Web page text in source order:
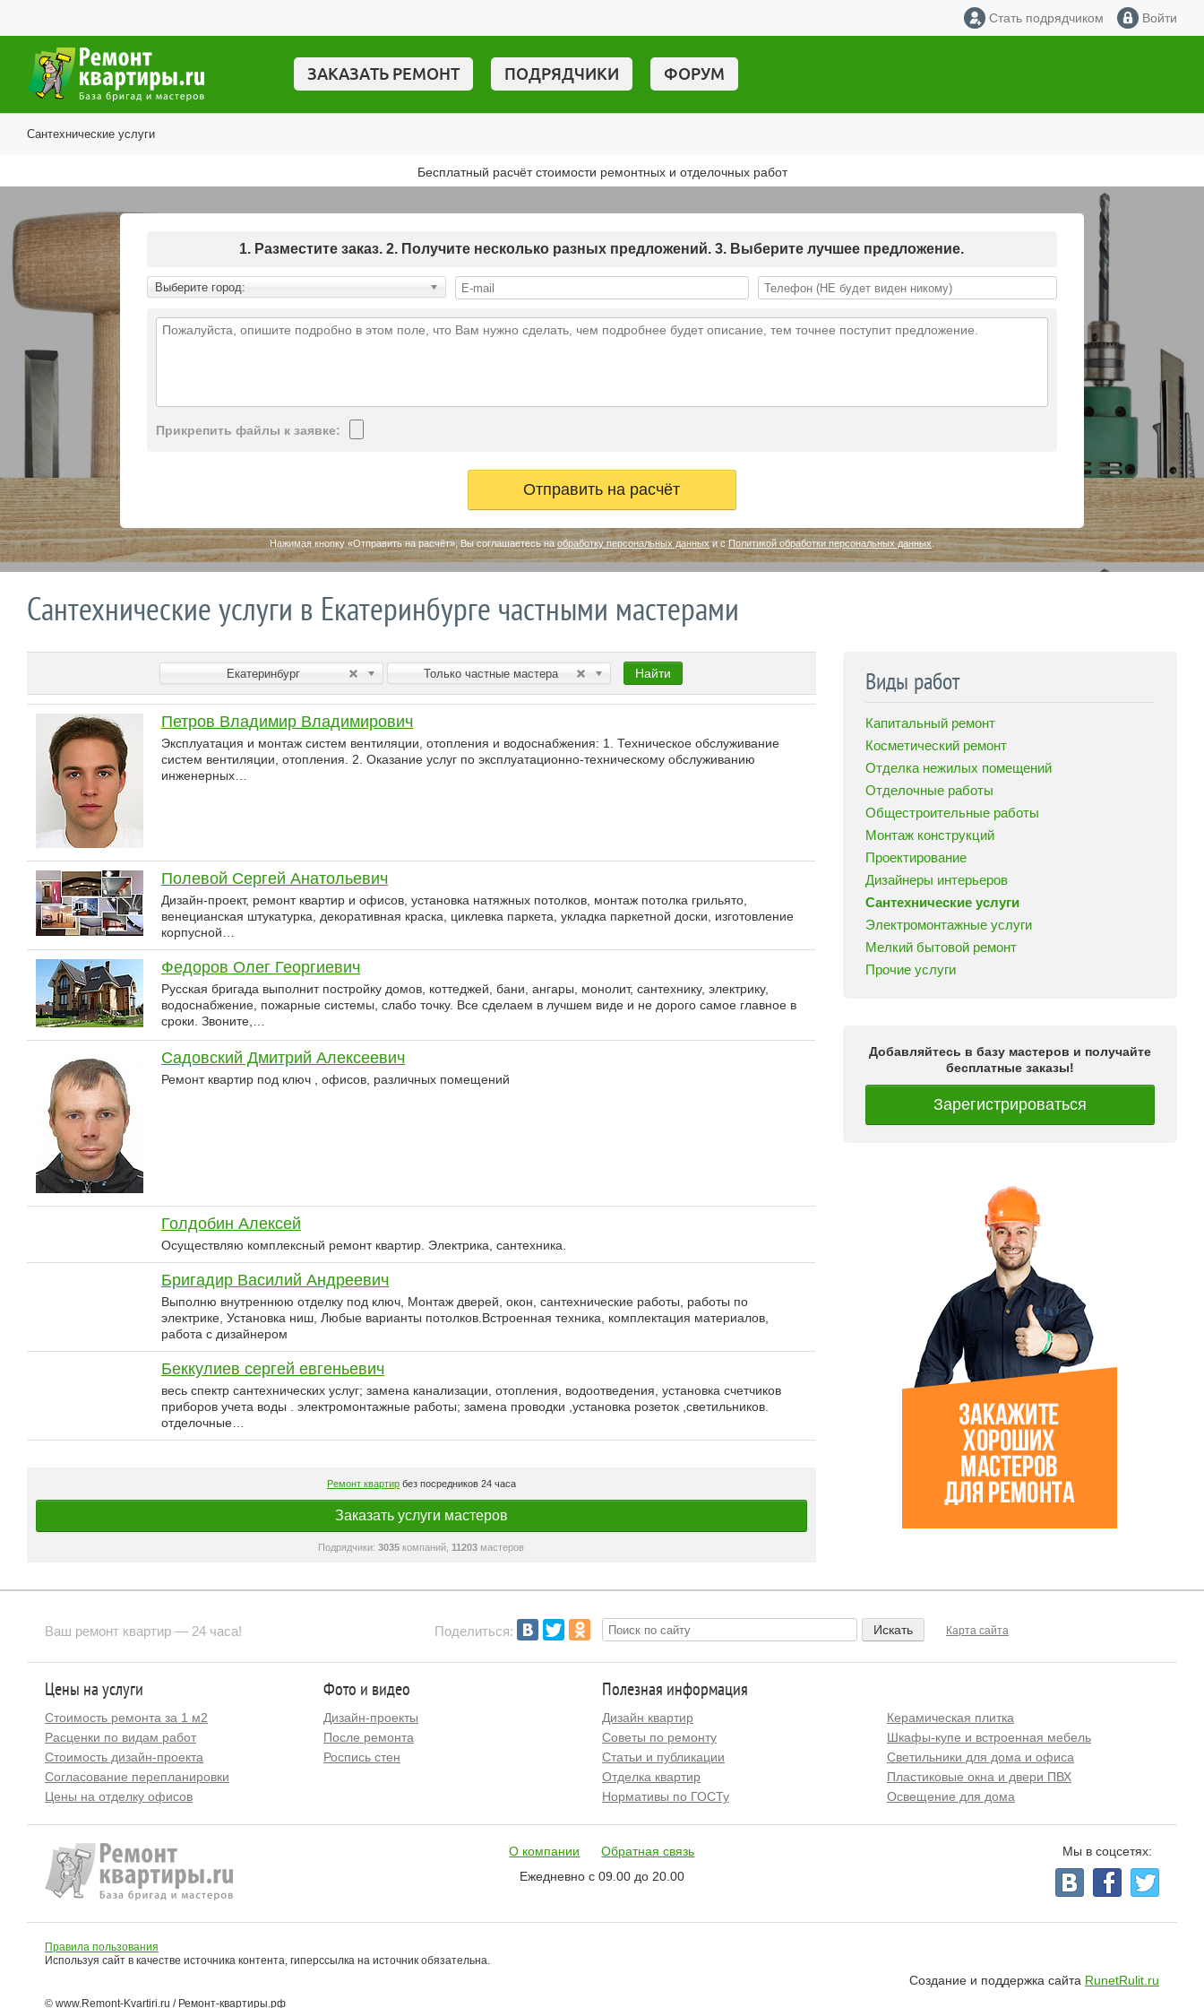
Стать подрядчиком Войти
ЗАКАЗАТЬ РЕМОНТ ПОДРЯДЧИКИ ФОРУМ
Сантехнические услуги
Бесплатный расчёт стоимости ремонтных и отделочных работ
1. Разместите заказ. 2. Получите несколько разных предложений. 3. Выберите лучшее предложение.
Выберите город:
Прикрепить файлы к заявке:
Нажимая кнопку «Отправить на расчёт», Вы соглашаетесь наобработку персональных данныхи сПолитикой обработки персональных данных.
Сантехнические услуги в Екатеринбурге частными мастерами
Екатеринбург Только частные мастера Найти
Петров Владимир Владимирович
Эксплуатация и монтаж систем вентиляции, отопления и водоснабжения: 1. Техническое обслуживание
систем вентиляции, отопления. 2. Оказание услуг по эксплуатационно-техническому обслуживанию
инженерных…
Полевой Сергей Анатольевич
Дизайн-проект, ремонт квартир и офисов, установка натяжных потолков, монтаж потолка грильято,
венецианская штукатурка, декоративная краска, циклевка паркета, укладка паркетной доски, изготовление
корпусной…
Федоров Олег Георгиевич
Русская бригада выполнит постройку домов, коттеджей, бани, ангары, монолит, сантехнику, электрику,
водоснабжение, пожарные системы, слабо точку. Все сделаем в лучшем виде и не дорого самое главное в
сроки. Звоните,…
Садовский Дмитрий Алексеевич
Ремонт квартир под ключ , офисов, различных помещений
Голдобин Алексей
Осуществляю комплексный ремонт квартир. Электрика, сантехника.
Бригадир Василий Андреевич
Выполню внутреннюю отделку под ключ, Монтаж дверей, окон, сантехнические работы, работы по
электрике, Установка ниш, Любые варианты потолков.Встроенная техника, комплектация материалов,
работа с дизайнером
Беккулиев сергей евгеньевич
весь спектр сантехнических услуг; замена канализации, отопления, водоотведения, установка счетчиков
приборов учета воды . электромонтажные работы; замена проводки ,установка розеток ,светильников.
отделочные…
Ремонт квартирбез посредников 24 часа
Заказать услуги мастеров
Подрядчики:3035 компаний, 11203 мастеров
Виды работ
Капитальный ремонт
Косметический ремонт
Отделка нежилых помещений
Отделочные работы
Общестроительные работы
Монтаж конструкций
Проектирование
Дизайнеры интерьеров
Сантехнические услуги
Электромонтажные услуги
Мелкий бытовой ремонт
Прочие услуги
Добавляйтесь в базу мастеров и получайте
бесплатные заказы!
Зарегистрироваться
Ваш ремонт квартир — 24 часа! Карта сайта
Поделиться:
Цены на услуги
Стоимость ремонта за 1 м2
Расценки по видам работ
Стоимость дизайн-проекта
Согласование перепланировки
Цены на отделку офисов
Фото и видео
Дизайн-проекты
После ремонта
Роспись стен
Полезная информация
Дизайн квартир
Советы по ремонту
Статьи и публикации
Отделка квартир
Нормативы по ГОСТу
Керамическая плитка
Шкафы-купе и встроенная мебель
Светильники для дома и офиса
Пластиковые окна и двери ПВХ
Освещение для дома
О компании
Обратная связь
Ежедневно с 09.00 до 20.00
Мы в соцсетях:
Правила пользования
Используя сайт в качестве источника контента, гиперссылка на источник обязательна.
Создание и поддержка сайта RunetRulit.ru
© www.Remont-Kvartiri.ru / Ремонт-квартиры.рф